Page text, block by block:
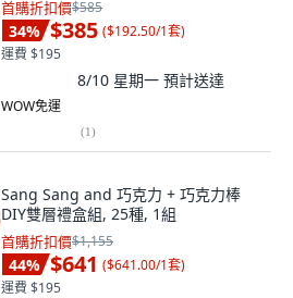
首購折扣價$585
34% $385 ($192.50/1套)
運費 $195
8/10 星期一 預計送達
WOW免運
(1)
Sang Sang and 巧克力 + 巧克力棒
DIY雙層禮盒組, 25種, 1組
首購折扣價$1,155
44% $641 ($641.00/1套)
運費 $195